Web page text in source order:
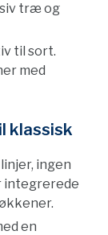
træ og
til sort.
med
klassisk
ingen
integrerede
en